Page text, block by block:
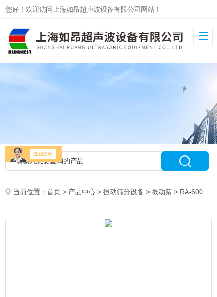
您好！欢迎访问上海如昂超声波设备有限公司网站！
当前位置：首页 > 产品中心 >振动筛分设备 >振动筛 > RA-600多功能分级振动筛大小可定做